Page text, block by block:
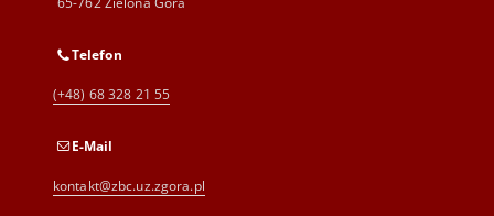
Telefon
(+48) 68 328 21 55
E-Mail
kontakt@zbc.uz.zgora.pl